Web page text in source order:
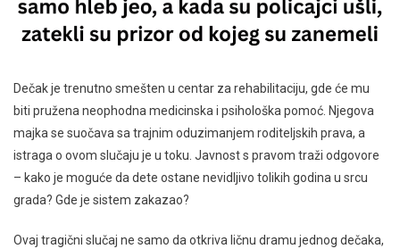
Dečak je trenutno smešten u centar za rehabilitaciju, gde će mu
biti pružena neophodna medicinska i psihološka pomoć. Njegova
majka se suočava sa trajnim oduzimanjem roditeljskih prava, a
istraga o ovom slučaju je u toku. Javnost s pravom traži odgovore
– kako je moguće da dete ostane nevidljivo tolikih godina u srcu
grada? Gde je sistem zakazao?
Ovaj tragični slučaj ne samo da otkriva ličnu dramu jednog dečaka,